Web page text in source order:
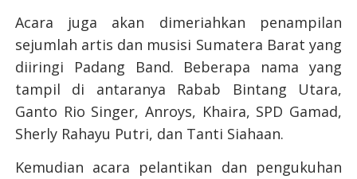
Acara juga akan dimeriahkan penampilan
sejumlah artis dan musisi Sumatera Barat yang
diiringi Padang Band. Beberapa nama yang
tampil di antaranya Rabab Bintang Utara,
Ganto Rio Singer, Anroys, Khaira, SPD Gamad,
Sherly Rahayu Putri, dan Tanti Siahaan.
Kemudian acara pelantikan dan pengukuhan